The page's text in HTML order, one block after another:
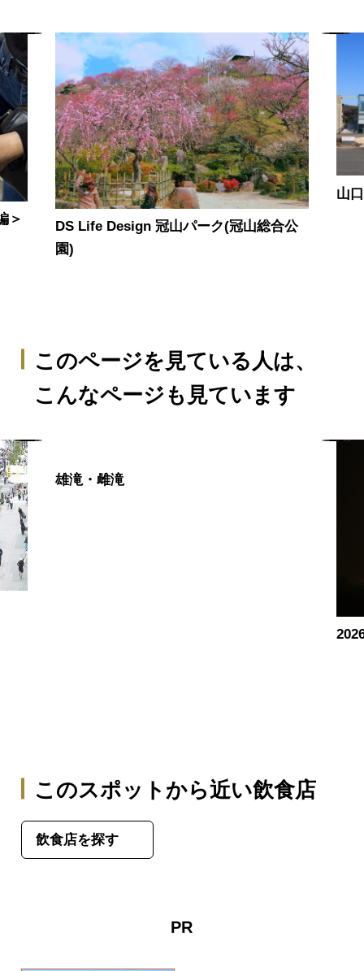
＞
DS Life Design 冠山パーク(冠山総合公
園)
山
このページを見ている人は、
こんなページも見ています
雄滝・雌滝
このスポットから近い飲食店
飲食店を探す
PR